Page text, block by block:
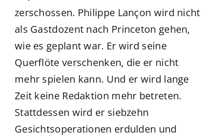
zerschossen. Philippe Lançon wird nicht
als Gastdozent nach Princeton gehen,
wie es geplant war. Er wird seine
Querflöte verschenken, die er nicht
mehr spielen kann. Und er wird lange
Zeit keine Redaktion mehr betreten.
Stattdessen wird er siebzehn
Gesichtsoperationen erdulden und